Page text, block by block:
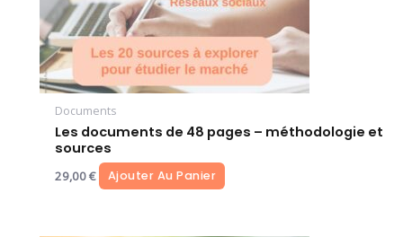
Documents
Les documents de 48 pages – méthodologie et
sources
29,00€ Ajouter Au Panier